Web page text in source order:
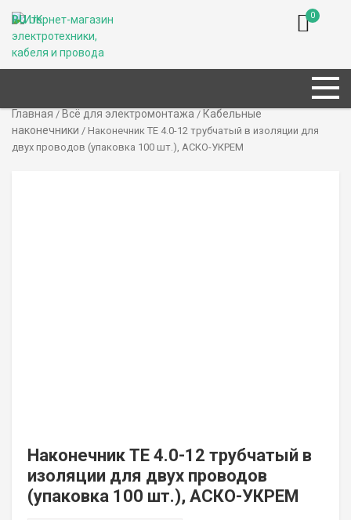
0
Главная / Всё для электромонтажа / Кабельные
наконечники / Наконечник TE 4.0-12 трубчатый в изоляции для
двух проводов (упаковка 100 шт.), АСКО-УКРЕМ
Наконечник TE 4.0-12 трубчатый в
изоляции для двух проводов
(упаковка 100 шт.), АСКО-УКРЕМ
RUUK